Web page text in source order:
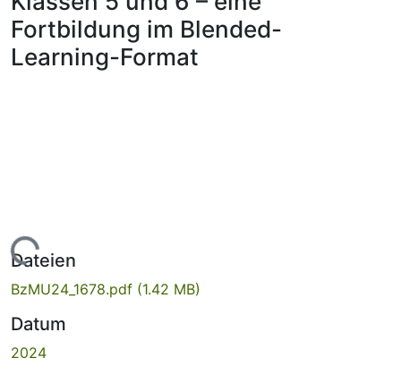
Zurück zur Startseite
Fortbildung im Blended-
Learning-Format
Lade...
Dateien
BzMU24_1678.pdf (1.42 MB)
Datum
2024